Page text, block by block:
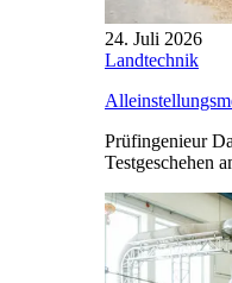
24. Juli 2026
Landtechnik
Prüfingenieur
Testgeschehen